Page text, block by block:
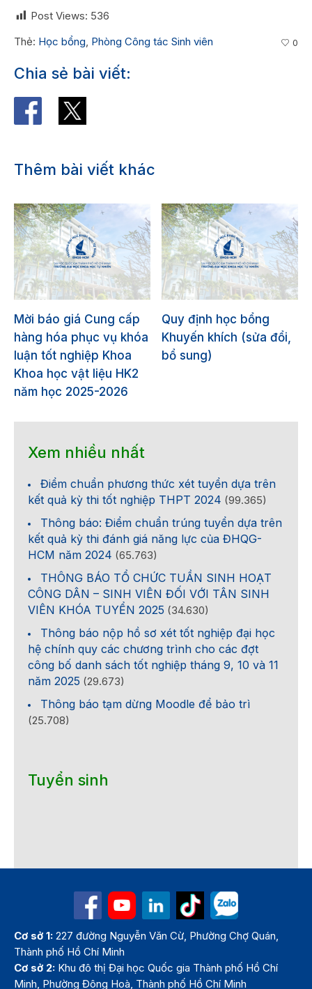
Post Views: 536
Thẻ: Học bổng, Phòng Công tác Sinh viên 0
Chia sẻ bài viết:
Thêm bài viết khác
Mời báo giá Cung cấp
hàng hóa phục vụ khóa
luận tốt nghiệp Khoa
Khoa học vật liệu HK2
năm học 2025-2026
Quy định học bổng
Khuyến khích (sửa đổi,
bổ sung)
Xem nhiều nhất
Điểm chuẩn phương thức xét tuyển dựa trên
kết quả kỳ thi tốt nghiệp THPT 2024 (99.365)
Thông báo: Điểm chuẩn trúng tuyển dựa trên
kết quả kỳ thi đánh giá năng lực của ĐHQG-
HCM năm 2024 (65.763)
THÔNG BÁO TỔ CHỨC TUẦN SINH HOẠT
CÔNG DÂN – SINH VIÊN ĐỐI VỚI TÂN SINH
VIÊN KHÓA TUYỂN 2025 (34.630)
Thông báo nộp hồ sơ xét tốt nghiệp đại học
hệ chính quy các chương trình cho các đợt
công bố danh sách tốt nghiệp tháng 9, 10 và 11
năm 2025 (29.673)
Thông báo tạm dừng Moodle để bảo trì
(25.708)
Tuyển sinh
Cơ sở 1: 227 đường Nguyễn Văn Cừ, Phường Chợ Quán,
Thành phố Hồ Chí Minh
Cơ sở 2: Khu đô thị Đại học Quốc gia Thành phố Hồ Chí
Minh, Phường Đông Hoà, Thành phố Hồ Chí Minh